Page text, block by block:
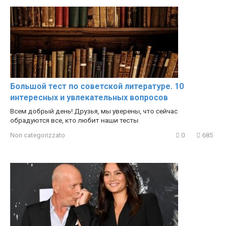
Большой тест по советской литературе. 10
интересных и увлекательных вопросов
Всем добрый день! Друзья, мы уверены, что сейчас
обрадуются все, кто любит наши тесты
Non categorizzato 0 685